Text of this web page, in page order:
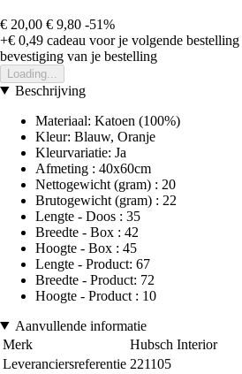
€ 20,00 € 9,80 -51%
+€ 0,49 cadeau voor je volgende bestelling
bevestiging van je bestelling
Loading...
Beschrijving
Materiaal: Katoen (100%)
Kleur: Blauw, Oranje
Kleurvariatie: Ja
Afmeting : 40x60cm
Nettogewicht (gram) : 20
Brutogewicht (gram) : 22
Lengte - Doos : 35
Breedte - Box : 42
Hoogte - Box : 45
Lengte - Product: 67
Breedte - Product: 72
Hoogte - Product : 10
Aanvullende informatie
Merk
Hubsch Interior
Leveranciersreferentie 221105